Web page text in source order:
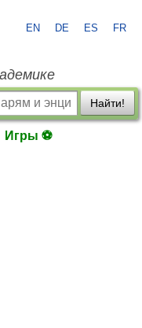
EN DE ES FR
Найти!
Игры ⚽